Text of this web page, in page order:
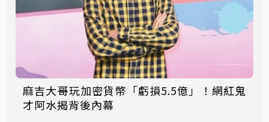
麻吉大哥玩加密貨幣「虧損5.5億」！網紅鬼
才阿水揭背後內幕